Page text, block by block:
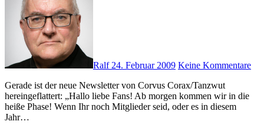
Ralf 24. Februar 2009 Keine Kommentare
Gerade ist der neue Newsletter von Corvus Corax/Tanzwut
hereingeflattert: „Hallo liebe Fans! Ab morgen kommen wir in die
heiße Phase! Wenn Ihr noch Mitglieder seid, oder es in diesem
Jahr…